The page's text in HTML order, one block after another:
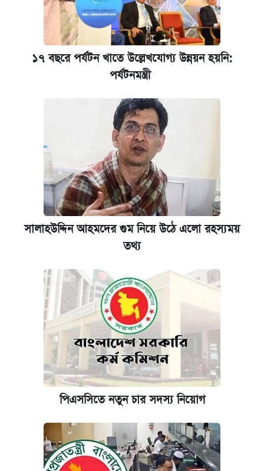
১৭ বছরে পর্যটন খাতে উল্লেখযোগ্য উন্নয়ন হয়নি:
পর্যটনমন্ত্রী
সালাহউদ্দিন আহমদের গুম নিয়ে উঠে এলো রহস্যময়
তথ্য
পিএসসিতে নতুন চার সদস্য নিয়োগ